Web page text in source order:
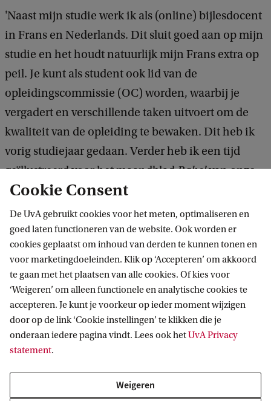
'Naast mijn studie werk ik als (online) bijlesdocent
in Frans en Nederlands. Dit sluit goed aan op mijn
studie en het houdt natuurlijk mijn Frans extra op
peil. Je kunt als student ook lid van de
opleidingscommissie (OC) worden, waarbij je
vergadert en verschillende taken uitvoert om de
kwaliteit van de opleiding te bewaken. Dit heb ik
vorig studiejaar gedaan. Verder heb ik een tijd
geïllustreerd voor het maandbladBabelvan onze
faculteit. Er zijn dus veel mogelijkheden naast de
studie, die soms zelfs een aanvulling kunnen zijn
op de lesstof, zoals bijles geven.'
Wat wil je in de toekomst?
'Op de middelbare school wilde ik heel graag
DJ/producer, schrijfster of striptekenaar worden.
Hoewel ik nog steeds graag boeken en muziek wil
uitgeven, wil ik nu na mijn studie graag een baan
als vertaler.'
Cookie Consent
De UvA gebruikt cookies voor het meten, optimaliseren en
goed laten functioneren van de website. Ook worden er
cookies geplaatst om inhoud van derden te kunnen tonen en
voor marketingdoeleinden. Klik op ‘Accepteren’ om akkoord
te gaan met het plaatsen van alle cookies. Of kies voor
‘Weigeren’ om alleen functionele en analytische cookies te
accepteren. Je kunt je voorkeur op ieder moment wijzigen
door op de link ‘Cookie instellingen’ te klikken die je
onderaan iedere pagina vindt. Lees ook hetUvA Privacy
statement.
Weigeren